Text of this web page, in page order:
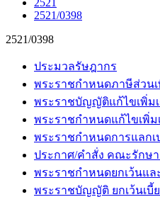
2521
2521/0398
2521/0398
ประมวลรัษฎากร
พระราชกำหนดภาษีส่วนเ
พระราชบัญญัติแก้ไขเพิ่ม
พระราชกำหนดแก้ไขเพิ่
พระราชกำหนดการแลกเ
ประกาศ/คำสั่ง คณะรักษ
พระราชกำหนดยกเว้นแ
พระราชบัญญัติ ยกเว้นเบี้ย